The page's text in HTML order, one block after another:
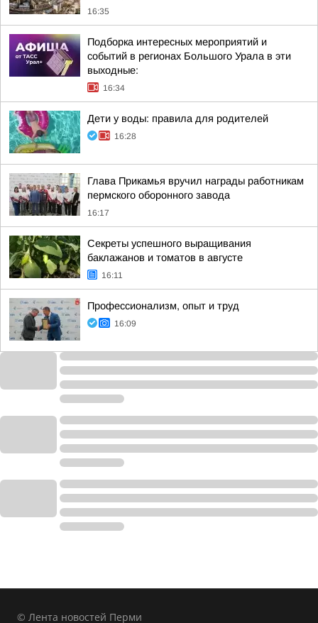
16:35
Подборка интересных мероприятий и
событий в регионах Большого Урала в эти
выходные:
16:34
Дети у воды: правила для родителей
16:28
Глава Прикамья вручил награды работникам
пермского оборонного завода
16:17
Секреты успешного выращивания
баклажанов и томатов в августе
16:11
Профессионализм, опыт и труд
16:09
© Лента новостей Перми